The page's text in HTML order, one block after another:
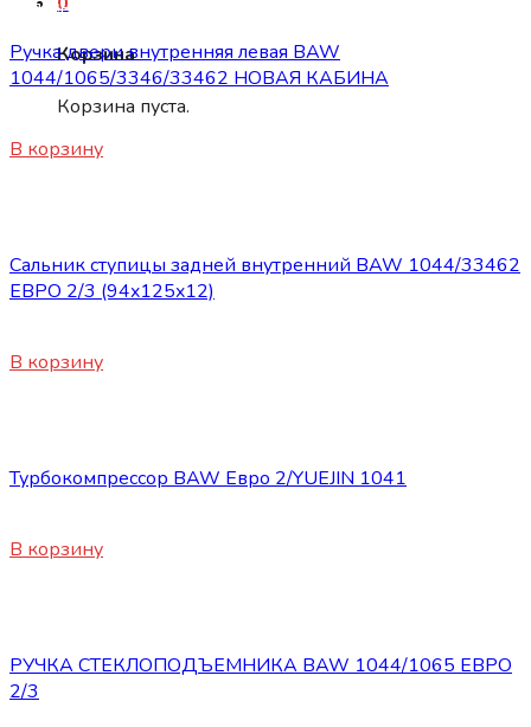
Корзина
Корзина пуста.
Запасные части BAW 1044/1065
Ручка двери внутренняя левая BAW
1044/1065/3346/33462 НОВАЯ КАБИНА
В корзину
Сальник ступицы задней внутренний BAW 1044/33462
ЕВРО 2/3 (94x125x12)
В корзину
Турбокомпрессор BAW Евро 2/YUEJIN 1041
В корзину
РУЧКА СТЕКЛОПОДЪЕМНИКА BAW 1044/1065 ЕВРО
2/3